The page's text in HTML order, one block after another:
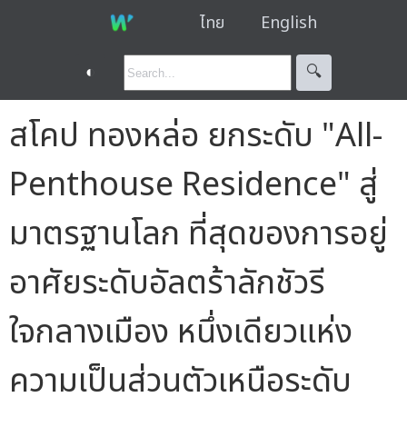
ไทย English
◐ 🔍︎
สโคป ทองหล่อ ยกระดับ "All-
Penthouse Residence" สู่
มาตรฐานโลก ที่สุดของการอยู่
อาศัยระดับอัลตร้าลักชัวรี
ใจกลางเมือง หนึ่งเดียวแห่ง
ความเป็นส่วนตัวเหนือระดับ